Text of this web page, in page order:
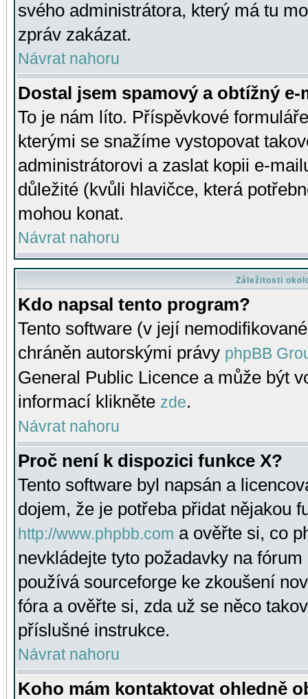
svého administrátora, který má tu
zpráv zakázat.
Návrat nahoru
Dostal jsem spamový a obtížný
To je nám líto. Příspěvkové
kterými se snažíme vystopovat
administrátorovi a zaslat kopii e-
důležité (kvůli hlavičce, která
mohou konat.
Návrat nahoru
Záležitosti
Kdo napsal tento program?
Tento software (v její
chráněn autorskými právy phpBB
General Public Licence a může být
informací klikněte zde.
Návrat nahoru
Proč není k dispozici funkce X?
Tento software byl napsán a
dojem, že je potřeba přidat nějakou
http://www.phpbb.com a ověřte si, co
nevkládejte tyto požadavky na
používá sourceforge ke zkoušení
fóra a ověřte si, zda už se něco
příslušné instrukce.
Návrat nahoru
Koho mám kontaktovat ohledně